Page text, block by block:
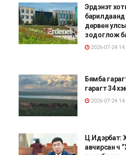
Эрдэнэт
барилдаанд
дөрвөн
зодоглож
2026-07-24
Бямба
гарагт 34
2026-07-24
Ц.Идэрбат:
авчирсан ч